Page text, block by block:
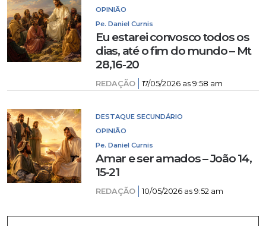
OPINIÃO
Pe. Daniel Curnis
Eu estarei convosco todos os
dias, até o fim do mundo – Mt
28,16-20
REDAÇÃO 17/05/2026 as 9:58 am
DESTAQUE SECUNDÁRIO
OPINIÃO
Pe. Daniel Curnis
Amar e ser amados – João 14,
15-21
REDAÇÃO 10/05/2026 as 9:52 am